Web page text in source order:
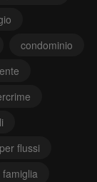
condominio
flussi
famiglia